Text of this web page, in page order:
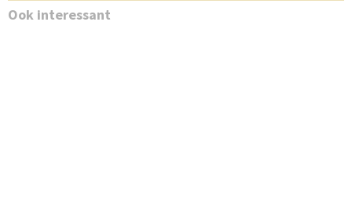
Ook interessant